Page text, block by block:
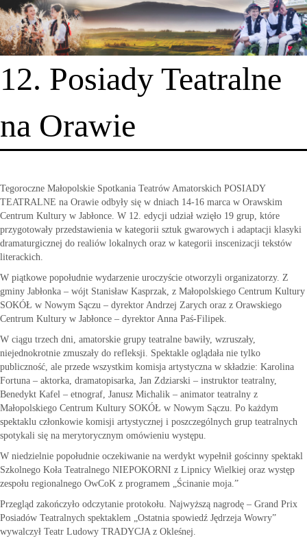
12. Posiady Teatralne
na Orawie
Tegoroczne Małopolskie Spotkania Teatrów Amatorskich POSIADY
TEATRALNE na Orawie odbyły się w dniach 14-16 marca w Orawskim
Centrum Kultury w Jabłonce. W 12. edycji udział wzięło 19 grup, które
przygotowały przedstawienia w kategorii sztuk gwarowych i adaptacji klasyki
dramaturgicznej do realiów lokalnych oraz w kategorii inscenizacji tekstów
literackich.
W piątkowe popołudnie wydarzenie uroczyście otworzyli organizatorzy. Z
gminy Jabłonka – wójt Stanisław Kasprzak, z Małopolskiego Centrum Kultury
SOKÓŁ w Nowym Sączu – dyrektor Andrzej Zarych oraz z Orawskiego
Centrum Kultury w Jabłonce – dyrektor Anna Paś-Filipek.
W ciągu trzech dni, amatorskie grupy teatralne bawiły, wzruszały,
niejednokrotnie zmuszały do refleksji. Spektakle oglądała nie tylko
publiczność, ale przede wszystkim komisja artystyczna w składzie: Karolina
Fortuna – aktorka, dramatopisarka, Jan Zdziarski – instruktor teatralny,
Benedykt Kafel – etnograf, Janusz Michalik – animator teatralny z
Małopolskiego Centrum Kultury SOKÓŁ w Nowym Sączu. Po każdym
spektaklu członkowie komisji artystycznej i poszczególnych grup teatralnych
spotykali się na merytorycznym omówieniu występu.
W niedzielnie popołudnie oczekiwanie na werdykt wypełnił gościnny spektakl
Szkolnego Koła Teatralnego NIEPOKORNI z Lipnicy Wielkiej oraz występ
zespołu regionalnego OwCoK z programem „Ścinanie moja.”
Przegląd zakończyło odczytanie protokołu. Najwyższą nagrodę – Grand Prix
Posiadów Teatralnych spektaklem „Ostatnia spowiedź Jędrzeja Wowry”
wywalczył Teatr Ludowy TRADYCJA z Okleśnej.